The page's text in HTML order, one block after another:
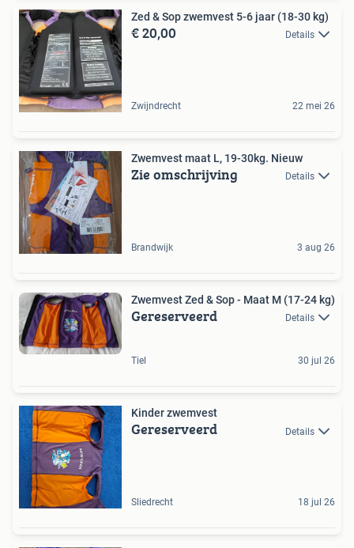
Zed & Sop zwemvest 5-6 jaar (18-30 kg)
€ 20,00 Details
Zwijndrecht 22 mei 26
Zwemvest maat L, 19-30kg. Nieuw
Zie omschrijving Details
Brandwijk 3 aug 26
Zwemvest Zed & Sop - Maat M (17-24 kg)
Gereserveerd Details
Tiel 30 jul 26
Kinder zwemvest
Gereserveerd Details
Sliedrecht 18 jul 26